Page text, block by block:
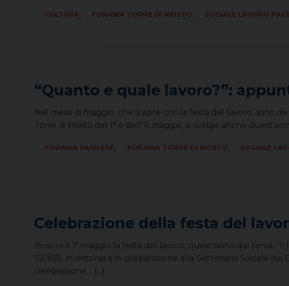
CULTURA, FORANIA TORRE DI MOSTO,
SOCIALE LAVORO
“Quanto e quale lavoro?”:
Nel mese di maggio, che si apre con la festa del lavoro, sono
Torre di Mosto del 1° e dell'11 maggio, si svolge anche
FORANIA SACILESE, FORANIA TORRE DI MOSTO,
SOCIALE
Celebrazione della festa del
Ricorre il 1° maggio la festa del lavoro, quest'anno dal tema:
150KB), in sintonia e in preparazione alla Settimana Sociale
celebrazione… [...]